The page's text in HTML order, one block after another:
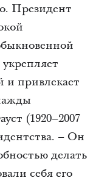
Президент
и привлекает
(1920–2007
– Он
делать
себя его